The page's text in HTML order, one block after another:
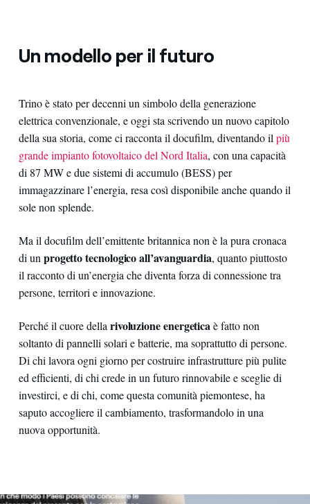
Un modello per il futuro
Trino è stato per decenni un simbolo della generazione
elettrica convenzionale, e oggi sta scrivendo un nuovo capitolo
della sua storia, come ci racconta il docufilm, diventando il più
grande impianto fotovoltaico del Nord Italia, con una capacità
di 87 MW e due sistemi di accumulo (BESS) per
immagazzinare l’energia, resa così disponibile anche quando il
sole non splende.
Ma il docufilm dell’emittente britannica non è la pura cronaca
di un progetto tecnologico all’avanguardia, quanto piuttosto
il racconto di un’energia che diventa forza di connessione tra
persone, territori e innovazione.
Perché il cuore della rivoluzione energeticaè fatto non
soltanto di pannelli solari e batterie, ma soprattutto di persone.
Di chi lavora ogni giorno per costruire infrastrutture più pulite
ed efficienti, di chi crede in un futuro rinnovabile e sceglie di
investirci, e di chi, come questa comunità piemontese, ha
saputo accogliere il cambiamento, trasformandolo in una
nuova opportunità.